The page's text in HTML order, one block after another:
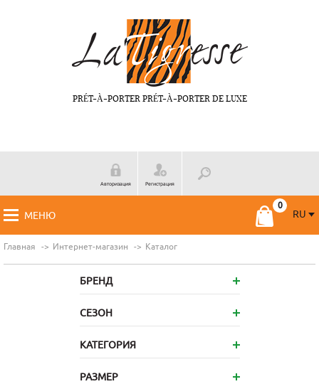
PRÉT-À-PORTER PRÉT-À-PORTER DE LUXE
Авторизация Регистрация
МЕНЮ
RU
Главная Интернет-магазин Каталог
БРЕНД
СЕЗОН
КАТЕГОРИЯ
РАЗМЕР